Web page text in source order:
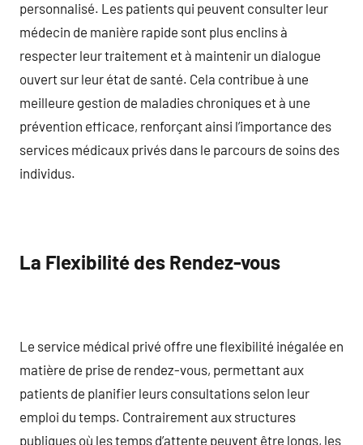
personnalisé. Les patients qui peuvent consulter leur
médecin de manière rapide sont plus enclins à
respecter leur traitement et à maintenir un dialogue
ouvert sur leur état de santé. Cela contribue à une
meilleure gestion de maladies chroniques et à une
prévention efficace, renforçant ainsi l’importance des
services médicaux privés dans le parcours de soins des
individus.
La Flexibilité des Rendez-vous
Le service médical privé offre une flexibilité inégalée en
matière de prise de rendez-vous, permettant aux
patients de planifier leurs consultations selon leur
emploi du temps. Contrairement aux structures
publiques où les temps d’attente peuvent être longs, les